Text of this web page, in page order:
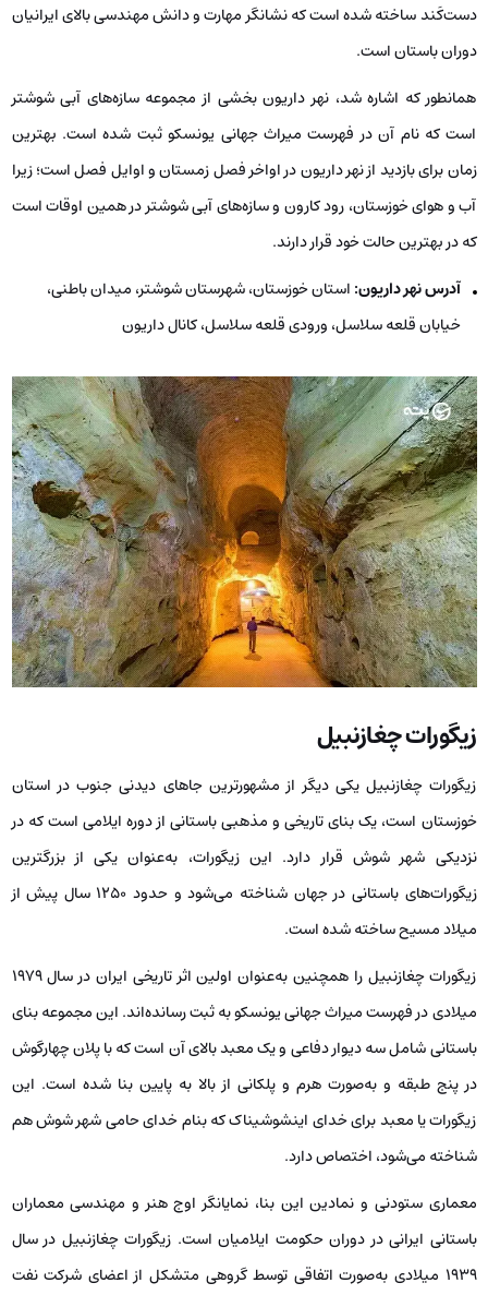
دست‌کَند ساخته شده است که نشانگر مهارت و دانش مهندسی بالای ایرانیان
دوران باستان است.
همانطور که اشاره شد، نهر داریون بخشی از مجموعه‌ سازه‌های آبی شوشتر
است که نام آن در فهرست میراث جهانی یونسکو ثبت شده است. بهترین
زمان برای بازدید از نهر داریون در اواخر فصل زمستان و اوایل فصل است؛ زیرا
آب و هوای خوزستان، رود کارون و سازه‌های آبی شوشتر در همین اوقات است
که در بهترین حالت خود قرار دارند.
آدرس نهر داریون: استان خوزستان، شهرستان شوشتر، میدان باطنی،
خیابان قلعه سلاسل، ورودی قلعه سلاسل، کانال داریون
زیگورات چغازنبیل
زیگورات چغازنبیل یکی دیگر از مشهورترین جاهای دیدنی جنوب در استان
خوزستان است، یک بنای تاریخی و مذهبی باستانی از دوره ایلامی است که در
نزدیکی شهر شوش قرار دارد. این زیگورات، به‌عنوان یکی از بزرگترین
زیگورات‌های باستانی در جهان شناخته می‌شود و حدود ۱۲۵۰ سال پیش از
میلاد مسیح ساخته شده است.
زیگورات چغازنبیل را همچنین به‌عنوان اولین اثر تاریخی ایران در سال ۱۹۷۹
میلادی در فهرست میراث جهانی یونسکو به ثبت رسانده‌اند. این مجموعه بنای
باستانی شامل سه دیوار دفاعی و یک معبد بالای آن است که با پلان چهارگوش
در پنج طبقه و به‌صورت هرم و پلکانی از بالا به پایین بنا شده است. این
زیگورات یا معبد برای خدای اینشوشیناک که بنام خدای حامی شهر شوش هم
شناخته می‌شود، اختصاص دارد.
معماری ستودنی و نمادین این بنا، نمایانگر اوج هنر و مهندسی معماران
باستانی ایرانی در دوران حکومت ایلامیان است. زیگورات چغازنبیل در سال
1939 میلادی به‌صورت اتفاقی توسط گروهی متشکل از اعضای شرکت نفت